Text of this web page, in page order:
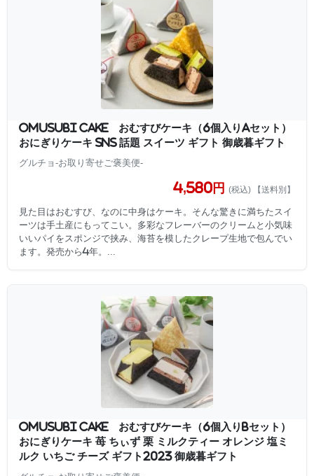
OMUSUBI Cake おむすびケーキ（6個入りAセット）
おにぎりケーキ SNS 話題 スイーツ ギフト 御歳暮ギフト
グルチョ-お取り寄せご褒美便-
4,580円 (税込) 【送料別】
見た目はおむすび、なのに中身はケーキ。そんな驚きに満ちたスイ
ーツは手土産にもってこい。多彩なフレーバーのクリームと小気味
いいパイをスポンジで挟み、海苔を模したクレープ生地で包んでい
ます。発売から4年。...
OMUSUBI Cake おむすびケーキ（6個入りBセット）
おにぎりケーキ 苺 ちぃず 栗 ミルクティー オレンジ 塩ミ
ルク いちご チーズ ギフト2023 御歳暮ギフト